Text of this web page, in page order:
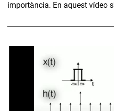
importància. En aquest vídeo